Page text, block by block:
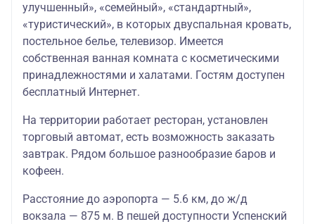
улучшенный», «семейный», «стандартный»,
«туристический», в которых двуспальная кровать,
постельное белье, телевизор. Имеется
собственная ванная комната с косметическими
принадлежностями и халатами. Гостям доступен
бесплатный Интернет.
На территории работает ресторан, установлен
торговый автомат, есть возможность заказать
завтрак. Рядом большое разнообразие баров и
кофеен.
Расстояние до аэропорта — 5.6 км, до ж/д
вокзала — 875 м. В пешей доступности Успенский